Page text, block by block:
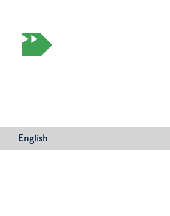
約▶▶▶
English